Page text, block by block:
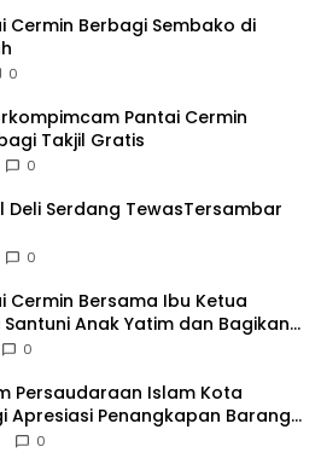
Cermin Berbagi Sembako di
0
Pantai Cermin
Berbagi Takjil Gratis
0
Deli Serdang TewasTersambar
0
Cermin Bersama Ibu Ketua
Anak Yatim dan Bagikan
0
Persaudaraan Islam Kota
Apresiasi Penangkapan Barang
0